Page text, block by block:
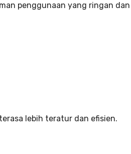
penggunaan yang ringan
lebih teratur dan efisien.